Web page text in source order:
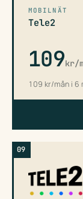
MOBILNÄT
Tele2
109kr/
109 kr/mån i 6
09